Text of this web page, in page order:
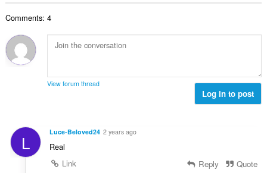
Comments: 4
View forum thread
Log in to post
L Luce-Beloved24 2 years ago
Real
Link
Reply Quote